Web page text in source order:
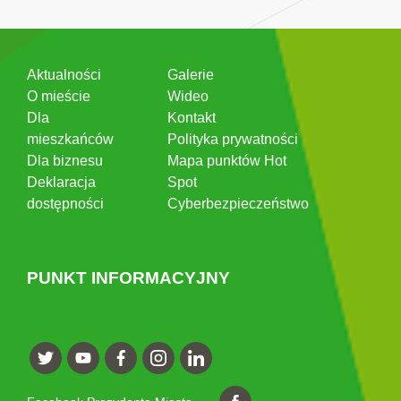
Aktualności
O mieście
Dla
mieszkańców
Dla biznesu
Deklaracja
dostępności
Galerie
Wideo
Kontakt
Polityka prywatności
Mapa punktów Hot
Spot
Cyberbezpieczeństwo
PUNKT INFORMACYJNY